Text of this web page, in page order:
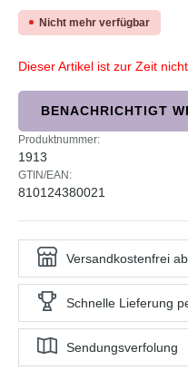
Nicht mehr verfügbar
Dieser Artikel ist zur Zeit
BENACHRICHTIGT
Produktnummer:
1913
GTIN/EAN:
810124380021
Versandkostenfrei
Schnelle Lieferung
Sendungsverfolung